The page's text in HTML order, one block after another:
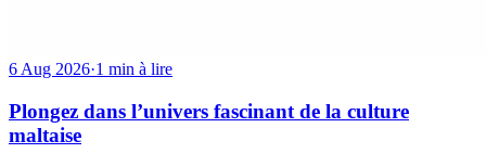
6 Aug 2026·1 min à lire
Plongez dans l’univers fascinant de la culture
maltaise